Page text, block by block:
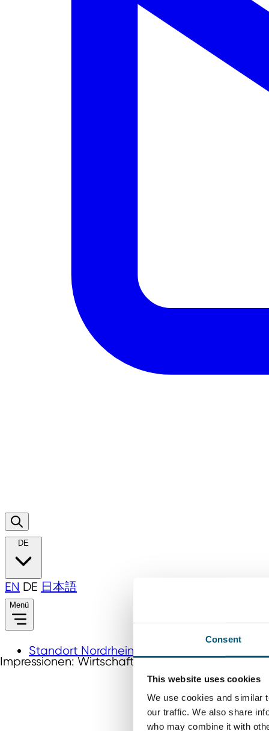
Consent
This website uses cookies
We use cookies and similar
our traffic. We also share
who may combine it with
DE
EN DE 日本語
Menü
Standort Nordrhein‑Westfalen
Impressionen: Wirtschaftstag 2024